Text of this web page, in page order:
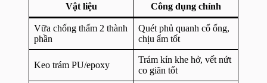
Vật liệu Công dụng chính
Vữa chống thấm 2 thành
phần
Quét phủ quanh cổ ống,
chịu ẩm tốt
Keo trám PU/epoxy
Trám kín khe hở, vết nứt
co giãn tốt